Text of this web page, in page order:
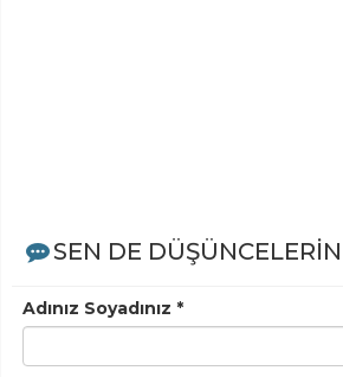
SEN DE
Adınız Soyadınız *